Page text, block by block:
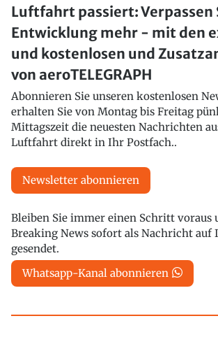
Luftfahrt passiert: Verpassen
Entwicklung mehr - mit den
und kostenlosen und
von aeroTELEGRAPH
Abonnieren Sie unseren kostenlosen
erhalten Sie von Montag bis Freitag
Mittagszeit die neuesten Nachrichten
Luftfahrt direkt in Ihr Postfach..
Newsletter abonnieren
Bleiben Sie immer einen Schritt voraus
Breaking News sofort als Nachricht auf
gesendet.
Whatsapp-Kanal abonnieren